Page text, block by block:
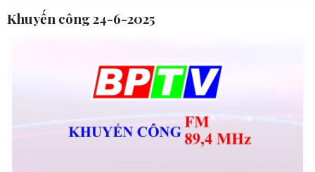
Khuyến công 24-6-2025